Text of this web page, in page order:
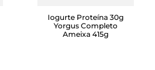
Iogurte Proteína 30g
Yorgus Completo
Ameixa 415g